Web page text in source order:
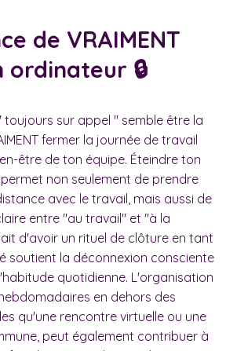
de VRAIMENT
🔒
toujours sur appel " semble être la
fermer la journée de travail
être de ton équipe. Éteindre ton
non seulement de prendre
avec le travail, mais aussi de
entre "au travail" et "à la
d'avoir un rituel de clôture en tant
soutient la déconnexion consciente
quotidienne. L'organisation
en dehors des
qu'une rencontre virtuelle ou une
peut également contribuer à